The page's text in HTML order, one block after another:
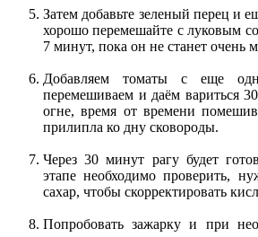
Затем добавьте зеленый перец и
хорошо перемешайте с луковым
7 минут, пока он не станет очень
Добавляем томаты с еще
перемешиваем и даём вариться
огне, время от времени
прилипла ко дну сковороды.
Через 30 минут рагу будет
этапе необходимо проверить,
сахар, чтобы скорректировать
Попробовать зажарку и при